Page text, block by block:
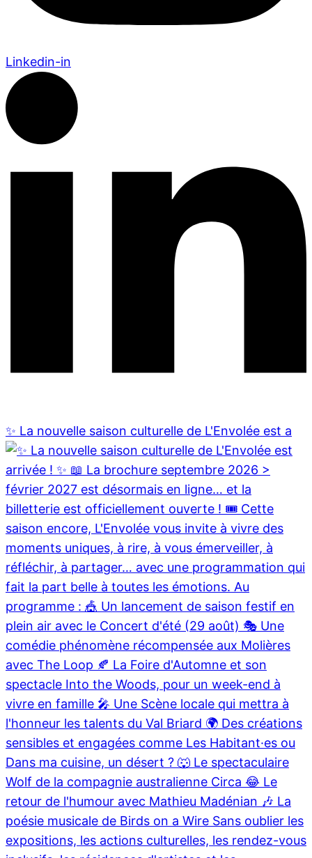
Linkedin-in
✨ La nouvelle saison culturelle de L'Envolée est a